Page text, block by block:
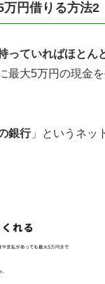
円借りる方法2
っていればほとん
最大5万円の現金
銀行」というネッ